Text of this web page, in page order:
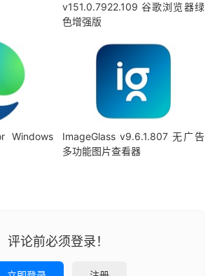
v151.0.7922.109 谷歌浏览器绿
色增强版
Windows
ImageGlass v9.6.1.807 无广告
多功能图片查看器
评论前必须登录！